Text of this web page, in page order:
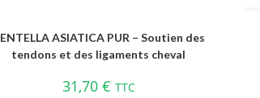
ASIATICA PUR – Soutien des
tendons et des ligaments cheval
31,70 € TTC